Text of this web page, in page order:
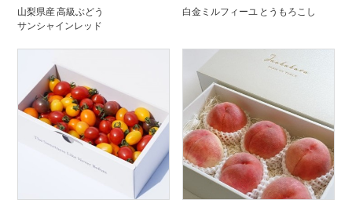
山梨県産 高級ぶどう
サンシャインレッド
白金ミルフィーユ とうもろこし